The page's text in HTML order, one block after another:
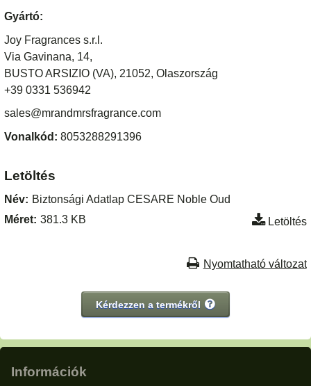
Gyártó:
Joy Fragrances s.r.l.
Via Gavinana, 14,
BUSTO ARSIZIO (VA), 21052, Olaszország
+39 0331 536942
sales@mrandmrsfragrance.com
Vonalkód: 8053288291396
Letöltés
Név: Biztonsági Adatlap CESARE Noble Oud
Méret: 381.3 KB Letöltés
Nyomtatható változat
Kérdezzen a termékről
Információk